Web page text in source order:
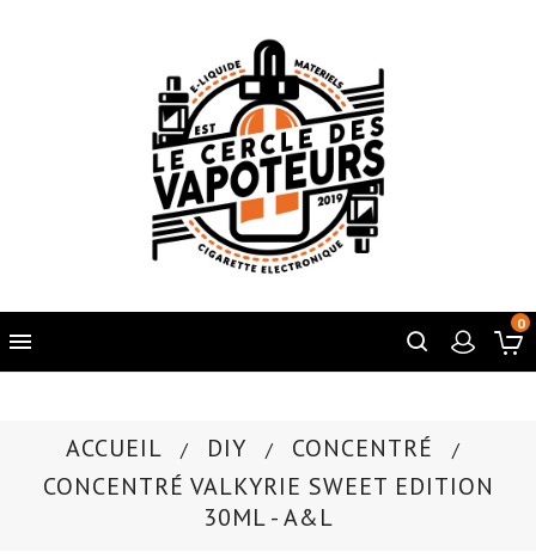

0
ACCUEIL DIY
CONCENTRÉ
CONCENTRÉ VALKYRIE SWEET EDITION
30ML - A&L